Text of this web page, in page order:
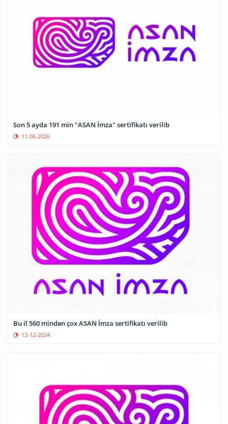
Son 5 ayda 191 min "ASAN İmza" sertifikatı verilib
11-06-2026
Bu il 560 mindən çox ASAN İmza sertifikatı verilib
12-12-2024